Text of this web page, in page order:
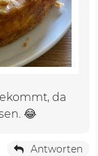
da
😂
Antworten